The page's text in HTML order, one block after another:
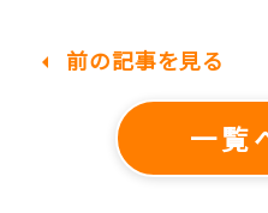
arrow_left 前の記事を見る
一覧